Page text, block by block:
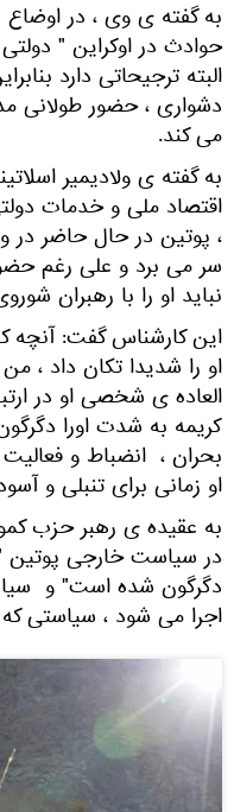
به گفته ی وی ، در اوضاع
حوادث در اوکراین "
البته ترجیحاتی دارد
دشواری ، حضور طولانی
می کند.
به گفته ی ولادیمیر
اقتصاد ملی و خدمات
، پوتین در حال حاضر
سر می برد و علی رغم
نباید او را با رهبران
این کارشناس گفت: آنچه
او را شدیدا تکان داد ،
العاده ی شخصی او در
کریمه به شدت اورا
بحران ، انضباط و
او زمانی برای تنبلی و
به عقیده ی رهبر حزب
در سیاست خارجی پوتین
دگرگون شده است" و
اجرا می شود ، سیاستی